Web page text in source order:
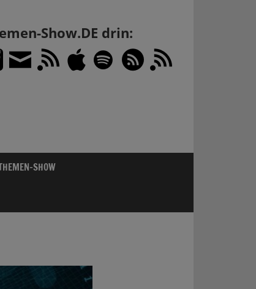
Show.DE drin:
SHOW